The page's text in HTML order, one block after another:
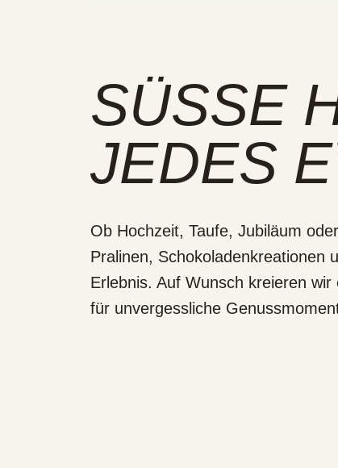
SÜSSE
EDES
Ob Hochzeit, Taufe, Jubiläum
Pralinen, Schokoladenkreationen
Erlebnis. Auf Wunsch kreieren
für unvergessliche